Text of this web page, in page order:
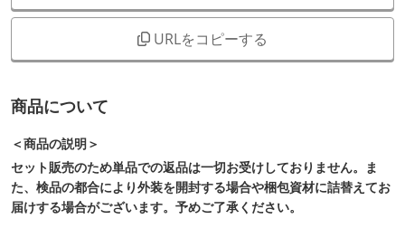
URLをコピーする
商品について
＜商品の説明＞
セット販売のため単品での返品は一切お受けしておりません。ま
た、検品の都合により外装を開封する場合や梱包資材に詰替えてお
届けする場合がございます。予めご了承ください。